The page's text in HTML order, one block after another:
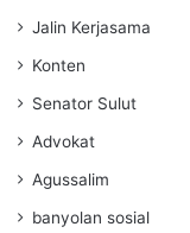
Jalin Kerjasama
Konten
Senator Sulut
Advokat
Agussalim
banyolan sosial